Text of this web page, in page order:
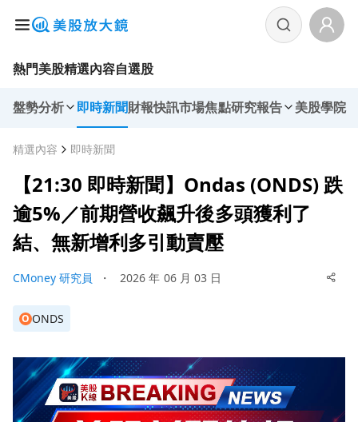
熱門美股精選內容自選股
盤勢分析 即時新聞財報快訊市場焦點研究報告 美股學院
精選內容 即時新聞
【21:30 即時新聞】Ondas (ONDS) 跌
逾5%／前期營收飆升後多頭獲利了
結、無新增利多引動賣壓
CMoney 研究員 ・ 2026 年 06 月 03 日
O ONDS